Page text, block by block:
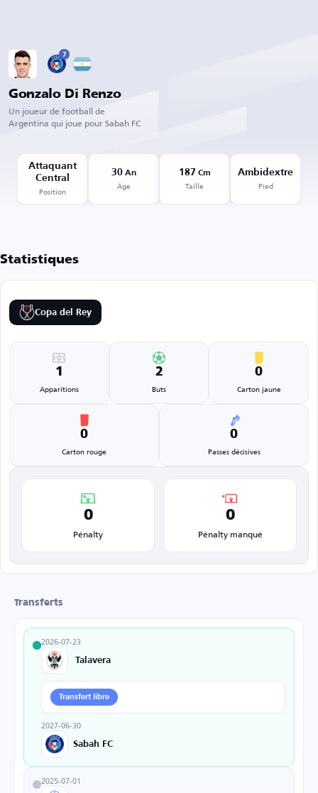
7
Gonzalo Di Renzo
Un joueur de football de
Argentina qui joue pour Sabah FC
Attaquant
Central
Position
30An
Âge
187 Cm
Taille
Ambidextre
Pied
Statistiques
Copa del Rey
1
Apparitions
2
Buts
0
Carton jaune
0
Carton rouge
0
Passes décisives
0
Pénalty
0
Pénalty manqué
Transferts
2026-07-23
Talavera
Transfert libre
2027-06-30
Sabah FC
2025-07-01